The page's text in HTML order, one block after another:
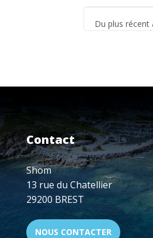
Du plus récent
Contact
Shom
13 rue du Chatellier
29200 BREST
NOUS CONTACTER